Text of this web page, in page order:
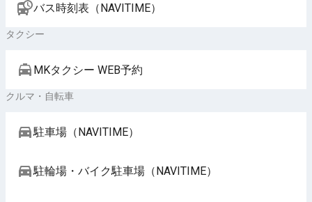
バス時刻表（NAVITIME）
タクシー
MKタクシー WEB予約
クルマ・自転車
駐車場（NAVITIME）
駐輪場・バイク駐車場（NAVITIME）